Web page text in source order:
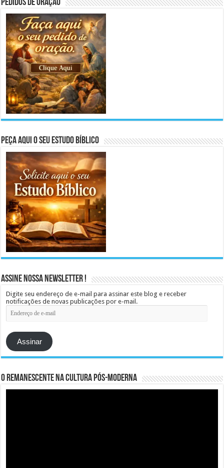
Pedidos de Oração
Peça aqui o seu Estudo Bíblico
Assine Nossa Newsletter !
Digite seu endereço de e-mail para assinar este blog e receber
notificações de novas publicações por e-mail.
Endereço
de
mail
Assinar
O remanescente na cultura pós-moderna